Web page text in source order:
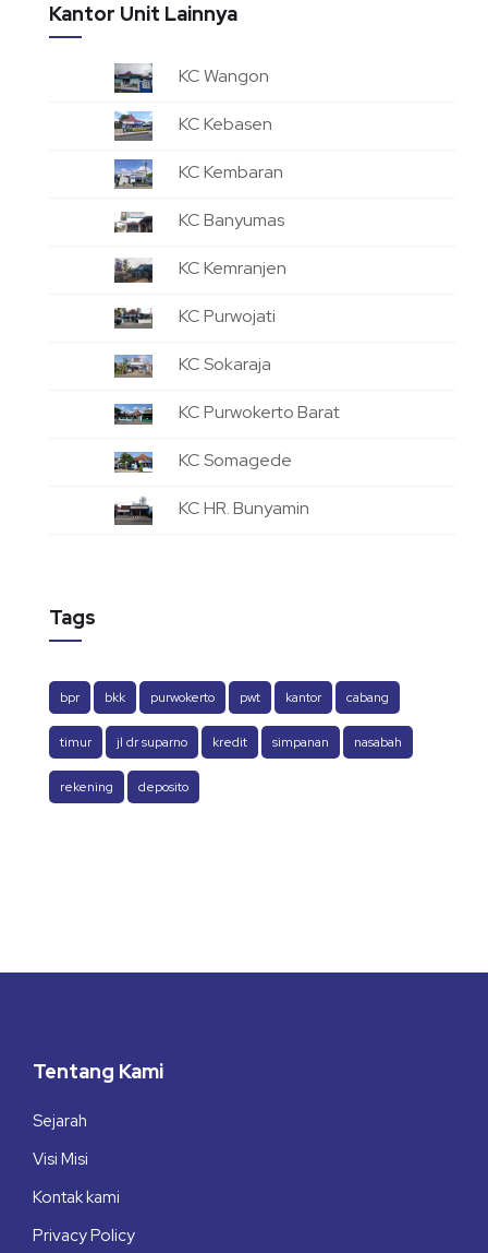
Kantor Unit Lainnya
KC Wangon
KC Kebasen
KC Kembaran
KC Banyumas
KC Kemranjen
KC Purwojati
KC Sokaraja
KC Purwokerto Barat
KC Somagede
KC HR. Bunyamin
Tags
bpr bkk purwokerto pwt kantor cabang
timur jl dr suparno kredit simpanan nasabah
rekening deposito
Tentang Kami
Sejarah
Visi Misi
Kontak kami
Privacy Policy